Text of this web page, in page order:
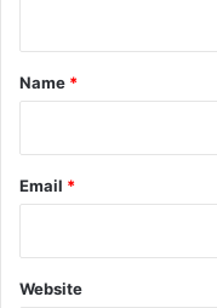
*
Name *
Email *
Website